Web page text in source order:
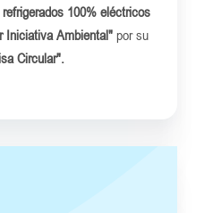
100% eléctricos
Iniciativa Ambiental" por su
Circular".